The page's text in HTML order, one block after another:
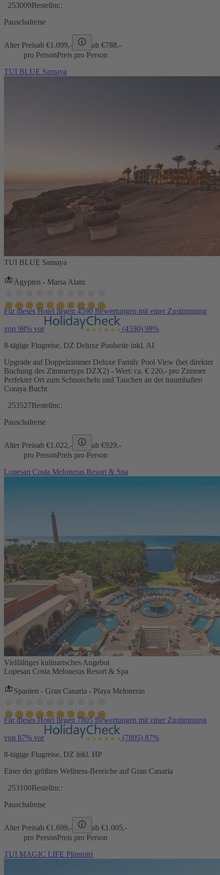
253009Bestellnr.:
Pauschalreise
Alter Preisab €1.099,- ab €788,-
pro PersonPreis pro Person
TUI BLUE Samaya
TUI BLUE Samaya
Ägypten - Marsa Alam
Für dieses Hotel liegen 4590 Bewertungen mit einer Zustimmung
von 98% vor (4590) 98%
8-tägige Flugreise, DZ Deluxe Poolseite inkl. AI
Upgrade auf Doppelzimmer Deluxe Family Pool View (bei direkter
Buchung des Zimmertyps DZX2) - Wert: ca. € 220,- pro Zimmer
Perfekter Ort zum Schnorcheln und Tauchen an der traumhaften
Coraya Bucht
253527Bestellnr.:
Pauschalreise
Alter Preisab €1.022,- ab €929,-
pro PersonPreis pro Person
Lopesan Costa Meloneras Resort & Spa
Vielfältiges kulinarisches Angebot
Lopesan Costa Meloneras Resort & Spa
Spanien - Gran Canaria - Playa Meloneras
Für dieses Hotel liegen 7805 Bewertungen mit einer Zustimmung
von 87% vor (7805) 87%
8-tägige Flugreise, DZ inkl. HP
Einer der größten Wellness-Bereiche auf Gran Canaria
253100Bestellnr.:
Pauschalreise
Alter Preisab €1.699,- ab €1.005,-
pro PersonPreis pro Person
TUI MAGIC LIFE Plimmiri